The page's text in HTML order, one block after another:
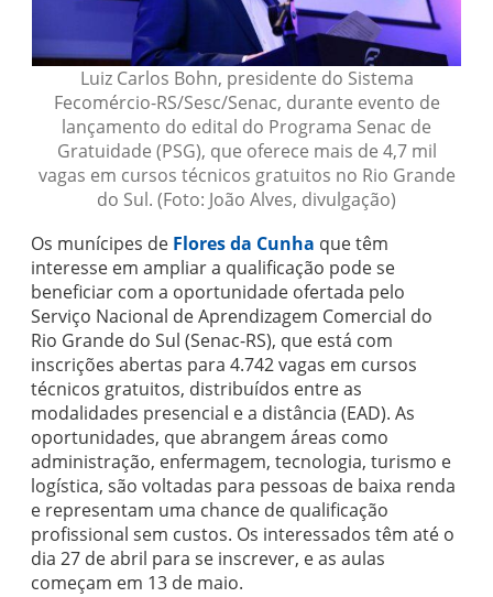
Luiz Carlos Bohn, presidente do Sistema
Fecomércio-RS/Sesc/Senac, durante evento de
lançamento do edital do Programa Senac de
Gratuidade (PSG), que oferece mais de 4,7 mil
vagas em cursos técnicos gratuitos no Rio Grande
do Sul. (Foto: João Alves, divulgação)
Os munícipes de Flores da Cunha que têm
interesse em ampliar a qualificação pode se
beneficiar com a oportunidade ofertada pelo
Serviço Nacional de Aprendizagem Comercial do
Rio Grande do Sul (Senac-RS), que está com
inscrições abertas para 4.742 vagas em cursos
técnicos gratuitos, distribuídos entre as
modalidades presencial e a distância (EAD). As
oportunidades, que abrangem áreas como
administração, enfermagem, tecnologia, turismo e
logística, são voltadas para pessoas de baixa renda
e representam uma chance de qualificação
profissional sem custos. Os interessados têm até o
dia 27 de abril para se inscrever, e as aulas
começam em 13 de maio.